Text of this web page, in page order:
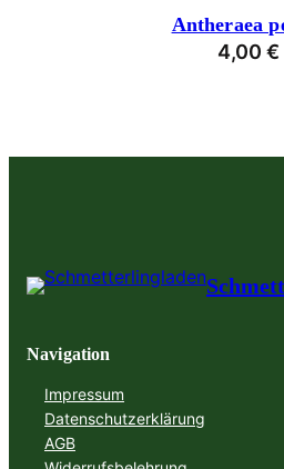
Antheraea
4,00 €
Navigation
Impressum
Datenschutzerklärung
AGB